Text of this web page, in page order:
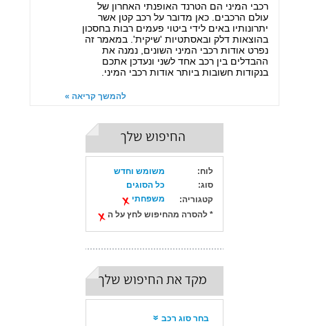
החיפוש שלך
לוח:
משומש וחדש
סוג:
כל הסוגים
קטגוריה:
משפחתי
* להסרה מהחיפוש לחץ על ה
מקד את החיפוש שלך
בחר סוג רכב
רכבי המיני הם הטרנד האופנתי האחרון של
עולם הרכבים. כאן מדובר על רכב קטן אשר
יתרונותיו באים לידי ביטוי פעמים רבות בחסכון
בהוצאות דלק ובאסתטיות 'שיקית'. במאמר זה
נפרט אודות רכבי המיני השונים, נמנה את
ההבדלים בין רכב אחד לשני ונעדכן אתכם
בנקודות חשובות ביותר אודות רכבי המיני.
להמשך קריאה »